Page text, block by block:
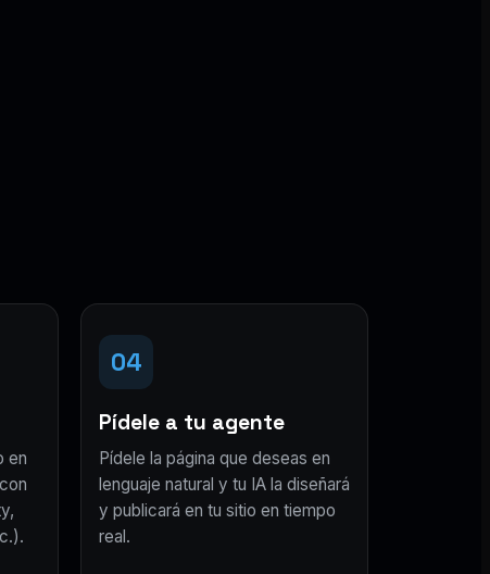
en
04
Pídele a tu agente
Pídele la página que deseas en
lenguaje natural y tu IA la diseñará
y publicará en tu sitio en tiempo
real.